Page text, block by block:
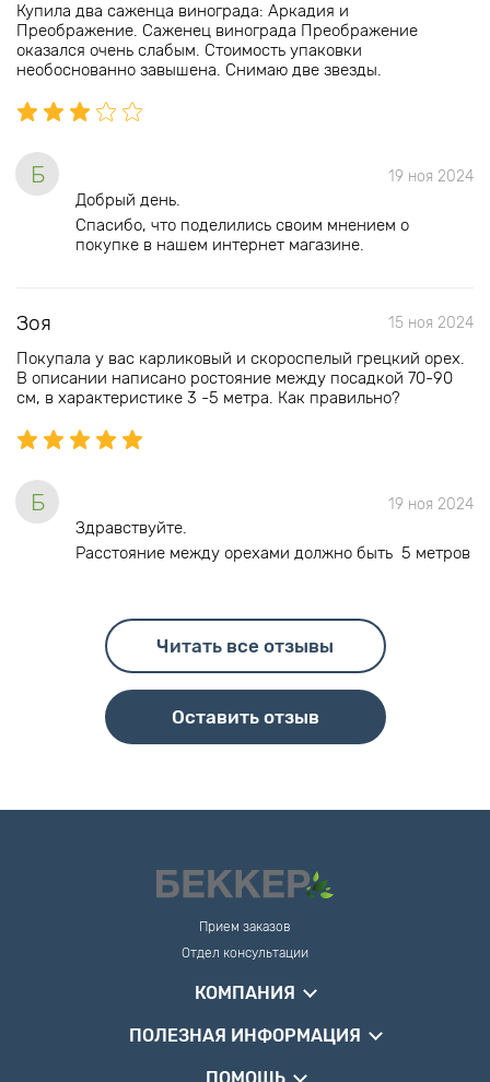
Купила два саженца винограда: Аркадия и
Преображение. Саженец винограда Преображение
оказался очень слабым. Стоимость упаковки
необоснованно завышена. Снимаю две звезды.
Б 19 ноя 2024
Добрый день.
Спасибо, что поделились своим мнением о
покупке в нашем интернет магазине.
Зоя 15 ноя 2024
Покупала у вас карликовый и скороспелый грецкий орех.
В описании написано ростояние между посадкой 70-90
см, в характеристике 3 -5 метра. Как правильно?
Б 19 ноя 2024
Здравствуйте.
Расстояние между орехами должно быть 5 метров
Читать все отзывы
Оставить отзыв
Прием заказов
Отдел консультации
КОМПАНИЯ
ПОЛЕЗНАЯ ИНФОРМАЦИЯ